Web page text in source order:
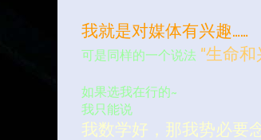
我就是对媒体有兴趣……
可是同样的一个说法 “生命
如果选我在行的~
我只能说
我数学好，那我势必要